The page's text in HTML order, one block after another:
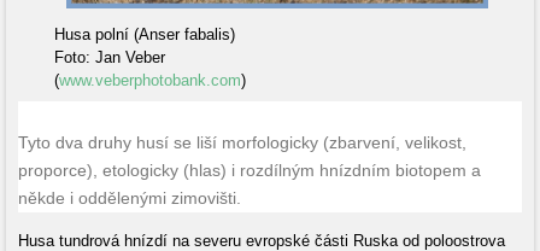
Husa polní (Anser fabalis)
Foto: Jan Veber
(www.veberphotobank.com)
Tyto dva druhy husí se liší morfologicky (zbarvení, velikost,
proporce), etologicky (hlas) i rozdílným hnízdním biotopem a
někde i oddělenými zimovišti.
Husa tundrová hnízdí na severu evropské části Ruska od poloostrova